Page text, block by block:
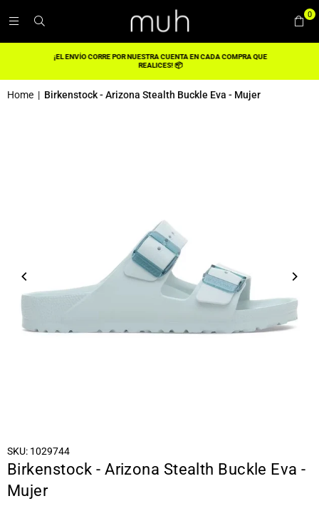
0
¡EL ENVÍO CORRE POR NUESTRA CUENTA EN CADA COMPRA QUE
REALICES! 📦
Home | Birkenstock - Arizona Stealth Buckle Eva - Mujer
SKU: 1029744
Birkenstock - Arizona Stealth Buckle Eva -
Mujer